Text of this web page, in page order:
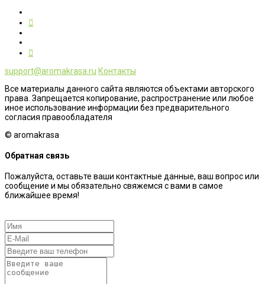
support@aromakrasa.ru Контакты
Все материалы данного сайта являются объектами авторского
права. Запрещается копирование, распространение или любое
иное использование информации без предварительного
согласия правообладателя
© aromakrasa
Обратная связь
Пожалуйста, оставьте ваши контактные данные, ваш вопрос или
сообщение и мы обязательно свяжемся с вами в самое
ближайшее время!